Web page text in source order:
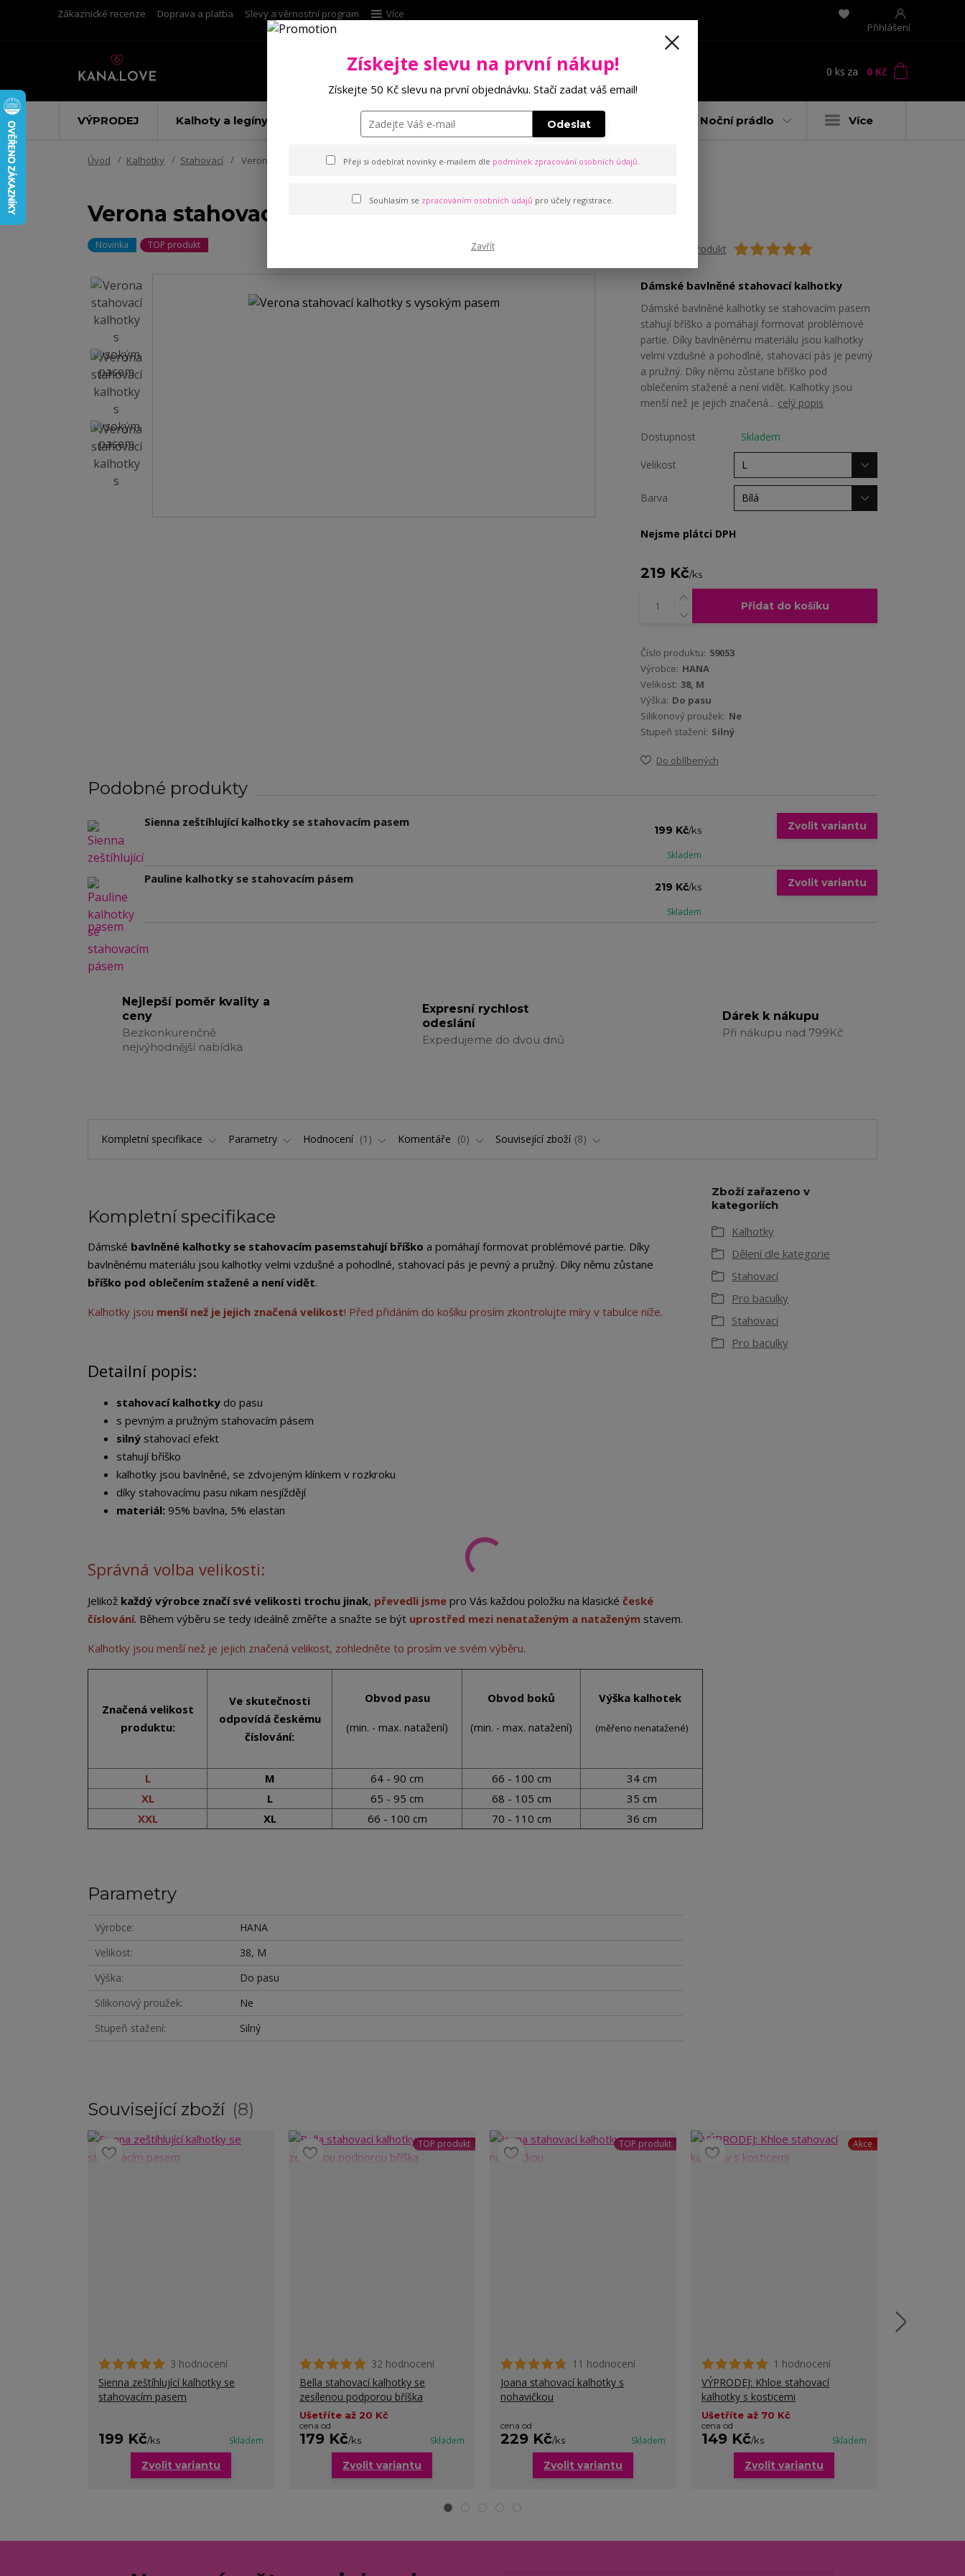
Zákaznické recenze Doprava a platba Slevy a věrnostní program
Více
Přihlášení
Hledat 0 ks za 0 Kč
VÝPRODEJ Kalhoty a legíny Punčochové zboží Podprsenky Noční prádlo Více
Úvod Kalhotky Stahovací Verona stahovací kalhotky s vysokým pasem
Verona stahovací kalhotky s vysokým pasem
Novinka TOP produkt Ohodnotit produkt
Dámské bavlněné stahovací kalhotky
Dámské bavlněné kalhotky se stahovacím pasem
stahují bříško a pomáhají formovat problémové
partie. Díky bavlněnému materiálu jsou kalhotky
velmi vzdušné a pohodlné, stahovací pás je pevný
a pružný. Díky němu zůstane bříško pod
oblečením stažené a není vidět. Kalhotky jsou
menší než je jejich značená... celý popis
Dostupnost Skladem
Velikost
Barva
Nejsme plátci DPH
219 Kč/ks
Přidat do košíku
Číslo produktu: 59053
Výrobce: HANA
Velikost: 38, M
Výška: Do pasu
Silikonový proužek: Ne
Stupeň stažení: Silný
Do oblíbených
Podobné produkty
Sienna zeštíhlující kalhotky se stahovacím pasem
199 Kč/ks
Skladem
Zvolit variantu
Pauline kalhotky se stahovacím pásem
219 Kč/ks
Skladem
Zvolit variantu
Nejlepší poměr kvality a
ceny
Bezkonkurenčně
nejvýhodnější nabídka
Expresní rychlost
odeslání
Expedujeme do dvou dnů
Dárek k nákupu
Při nákupu nad 799Kč
Kompletní specifikace Parametry Hodnocení 1 Komentáře 0 Související zboží 8
Kompletní specifikace
Dámské bavlněné kalhotky se stahovacím pasemstahují bříško a pomáhají formovat problémové partie. Díky
bavlněnému materiálu jsou kalhotky velmi vzdušné a pohodlné, stahovací pás je pevný a pružný. Díky němu zůstane
bříško pod oblečením stažené a není vidět.
Kalhotky jsou menší než je jejich značená velikost! Před přidáním do košíku prosím zkontrolujte míry v tabulce níže.
Detailní popis:
stahovací kalhotky do pasu
s pevným a pružným stahovacím pásem
silný stahovací efekt
stahují bříško
kalhotky jsou bavlněné, se zdvojeným klínkem v rozkroku
díky stahovacímu pasu nikam nesjíždějí
materiál: 95% bavlna, 5% elastan
Správná volba velikosti:
Jelikož každý výrobce značí své velikosti trochu jinak, převedli jsme pro Vás každou položku na klasické české
číslování. Během výběru se tedy ideálně změřte a snažte se být uprostřed mezi nenataženým a nataženým stavem.
Kalhotky jsou menší než je jejich značená velikost, zohledněte to prosím ve svém výběru.
Značená velikost
produktu:
Ve skutečnosti
odpovídá českému
číslování:
Obvod pasu
(min. - max. natažení)
Obvod boků
(min. - max. natažení)
Výška kalhotek
(měřeno nenatažené)
L M 64 - 90 cm 66 - 100 cm
34 cm
XL
L 65 - 95 cm 68 - 105 cm
35 cm
XXL
XL 66 - 100 cm 70 - 110 cm 36 cm
Parametry
Výrobce
HANA
Velikost
38, M
Výška
Do pasu
Silikonový proužek
Ne
Stupeň stažení
Silný
Zboží zařazeno v
kategoriích
Kalhotky
Dělení dle kategorie
Stahovací
Pro baculky
Stahovací
Pro baculky
Související zboží 8
3 hodnocení
Sienna zeštíhlující kalhotky se
stahovacím pasem
199 Kč/ks Skladem
Zvolit variantu
TOP produkt
32 hodnocení
Bella stahovací kalhotky se
zesílenou podporou bříška
Ušetříte až 20 Kč
cena od
179 Kč/ks Skladem
Zvolit variantu
TOP produkt
11 hodnocení
Joana stahovací kalhotky s
nohavičkou
cena od
229 Kč/ks Skladem
Zvolit variantu
Akce
1 hodnocení
VÝPRODEJ: Khloe stahovací
kalhotky s kosticemi
Ušetříte až 70 Kč
cena od
149 Kč/ks Skladem
Zvolit variantu
Získejte slevu na první nákup!
Získejte 50 Kč slevu na první objednávku. Stačí zadat váš email!
Odeslat
Přeji si odebírat novinky e-mailem dle podmínek zpracování osobních údajů.
Souhlasím se zpracováním osobních údajů pro účely registrace.
Zavřít